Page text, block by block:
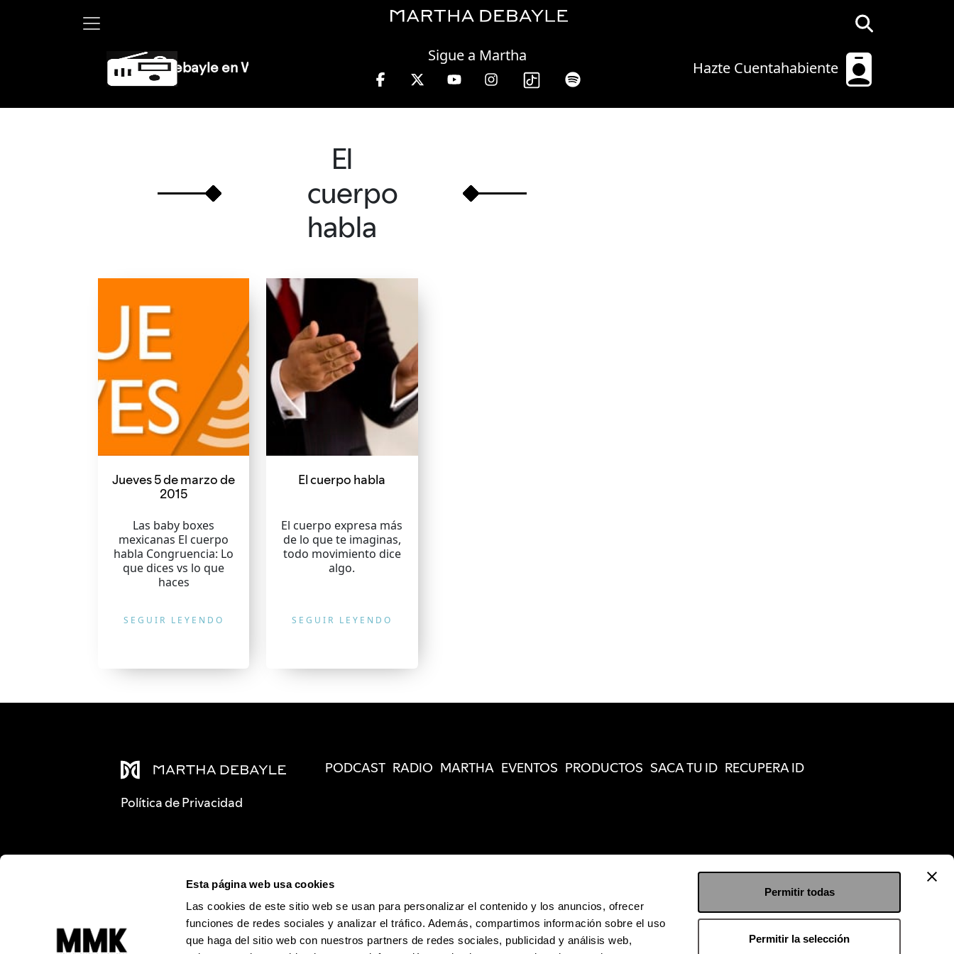
Esta página web usa cookies
Las cookies de este sitio web se usan para personalizar el contenido y los anuncios, ofrecer
funciones de redes sociales y analizar el tráfico. Además, compartimos información sobre el uso
que haga del sitio web con nuestros partners de redes sociales, publicidad y análisis web,
Permitir todas
Permitir la selección
Hazte Cuentahabiente
Sigue a Martha
Martha Debayle en W, lunes a viernes de 10 a 13 hrs.
El
cuerpo
habla
Jueves 5 de marzo de
2015
Las baby boxes
mexicanas El cuerpo
habla Congruencia: Lo
que dices vs lo que
haces
SEGUIR LEYENDO
El cuerpo habla
El cuerpo expresa más
de lo que te imaginas,
todo movimiento dice
algo.
SEGUIR LEYENDO
Política de Privacidad
PODCAST RADIO MARTHA EVENTOS PRODUCTOS SACA TU ID RECUPERA ID